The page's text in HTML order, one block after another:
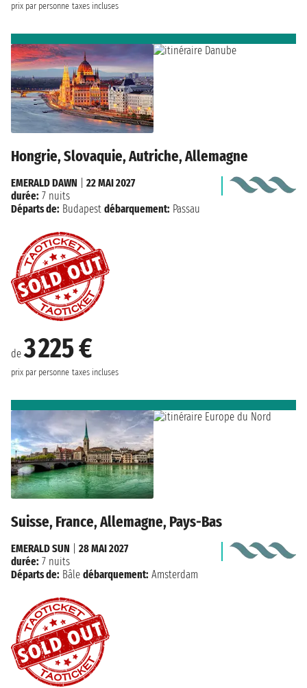
prix par personne taxes incluses
Hongrie, Slovaquie, Autriche, Allemagne
de3 225 €
prix par personne taxes incluses
EMERALD DAWN
22 MAI 2027
durée: 7 nuits
Départs de: Budapest débarquement: Passau
Suisse, France, Allemagne, Pays-Bas
EMERALD SUN
28 MAI 2027
durée: 7 nuits
Départs de: Bâle débarquement: Amsterdam